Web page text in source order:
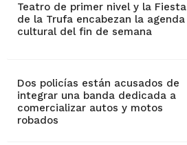
Teatro de primer nivel y la Fiesta
de la Trufa encabezan la agenda
cultural del fin de semana
Dos policías están acusados de
integrar una banda dedicada a
comercializar autos y motos
robados